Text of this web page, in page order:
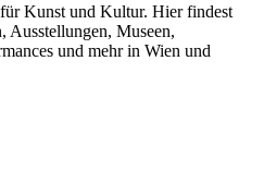
Kunst und Kultur. Hier findest
Ausstellungen, Museen,
und mehr in Wien und